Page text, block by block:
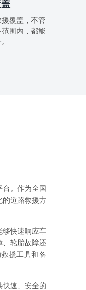
覆盖，不管
围内，都能
。作为全国
的道路救援方
够快速响应车
、轮胎故障还
援工具和备
速、安全的